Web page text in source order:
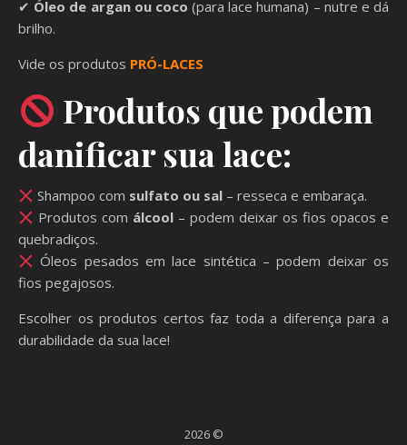
✔ Óleo de argan ou coco (para lace humana) – nutre e dá
brilho.
Vide os produtos PRÓ-LACES
Produtos que podem
danificar sua lace:
Shampoo com sulfato ou sal – resseca e embaraça.
Produtos com álcool – podem deixar os fios opacos e
quebradiços.
Óleos pesados em lace sintética – podem deixar os
fios pegajosos.
Escolher os produtos certos faz toda a diferença para a
durabilidade da sua lace!
2026 ©